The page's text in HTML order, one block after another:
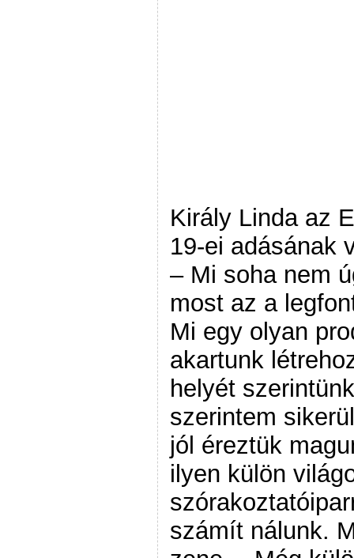
Király Linda az
19-ei adásának
– Mi soha nem
most az a
Mi egy olyan
akartunk
helyét
szerintem
jól éreztük
ilyen külön
számít nálunk.